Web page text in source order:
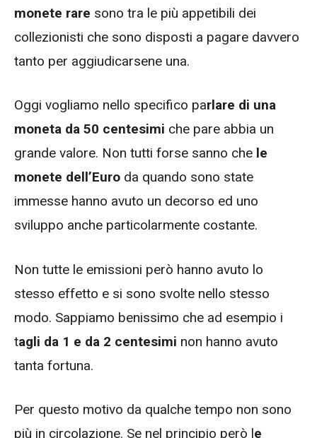
monete rare sono tra le più appetibili dei
collezionisti che sono disposti a pagare davvero
tanto per aggiudicarsene una.
Oggi vogliamo nello specifico parlare di una
moneta da 50 centesimi che pare abbia un
grande valore. Non tutti forse sanno che le
monete dell’Euro da quando sono state
immesse hanno avuto un decorso ed uno
sviluppo anche particolarmente costante.
Non tutte le emissioni però hanno avuto lo
stesso effetto e si sono svolte nello stesso
modo. Sappiamo benissimo che ad esempio i
tagli da 1 e da 2 centesimi non hanno avuto
tanta fortuna.
Per questo motivo da qualche tempo non sono
più in circolazione. Se nel principio però le